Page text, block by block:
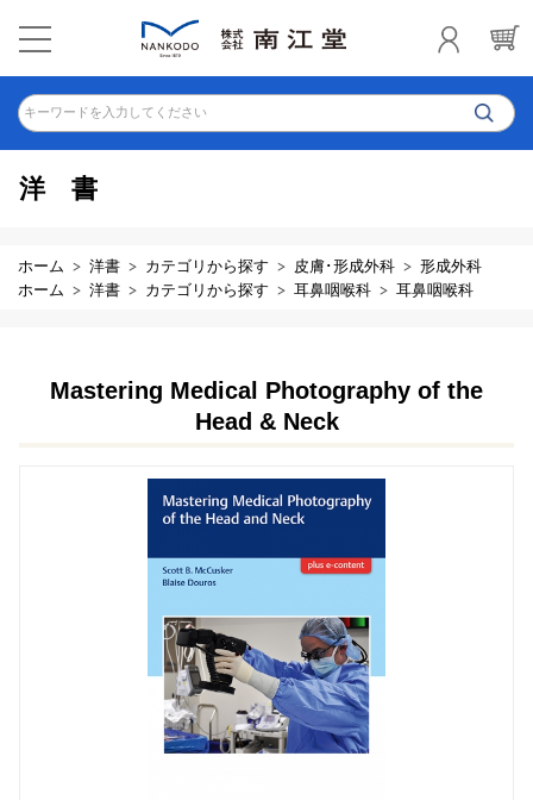
キーワードを入力してください
洋書
ホーム 洋書 カテゴリから探す 皮膚･形成外科
形成外科
ホーム
洋書 カテゴリから探す 耳鼻咽喉科 耳鼻咽喉科
Mastering Medical Photography of the
Head & Neck